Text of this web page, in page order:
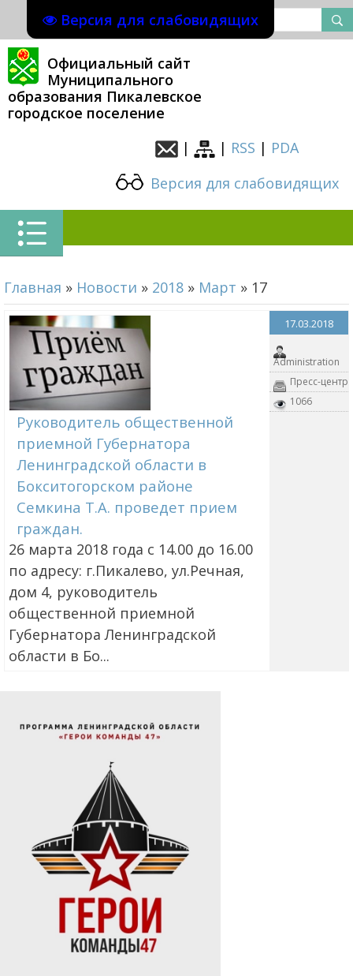
Версия для слабовидящих
Официальный сайт
Муниципального
образования Пикалевское
городское поселение
|
| RSS | PDA
Версия для слабовидящих
Главная » Новости » 2018 » Март » 17
Руководитель общественной
приемной Губернатора
Ленинградской области в
Бокситогорском районе
Семкина Т.А. проведет прием
граждан.
26 марта 2018 года с 14.00 до 16.00
по адресу: г.Пикалево, ул.Речная,
дом 4, руководитель
общественной приемной
Губернатора Ленинградской
области в Бо...
17.03.2018
Administration
Пресс-центр
1066